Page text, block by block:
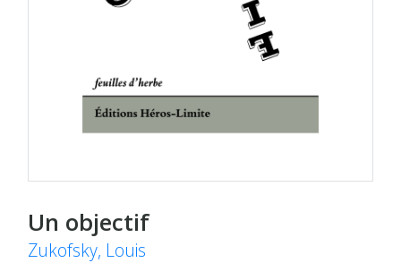
Un objectif
Zukofsky, Louis